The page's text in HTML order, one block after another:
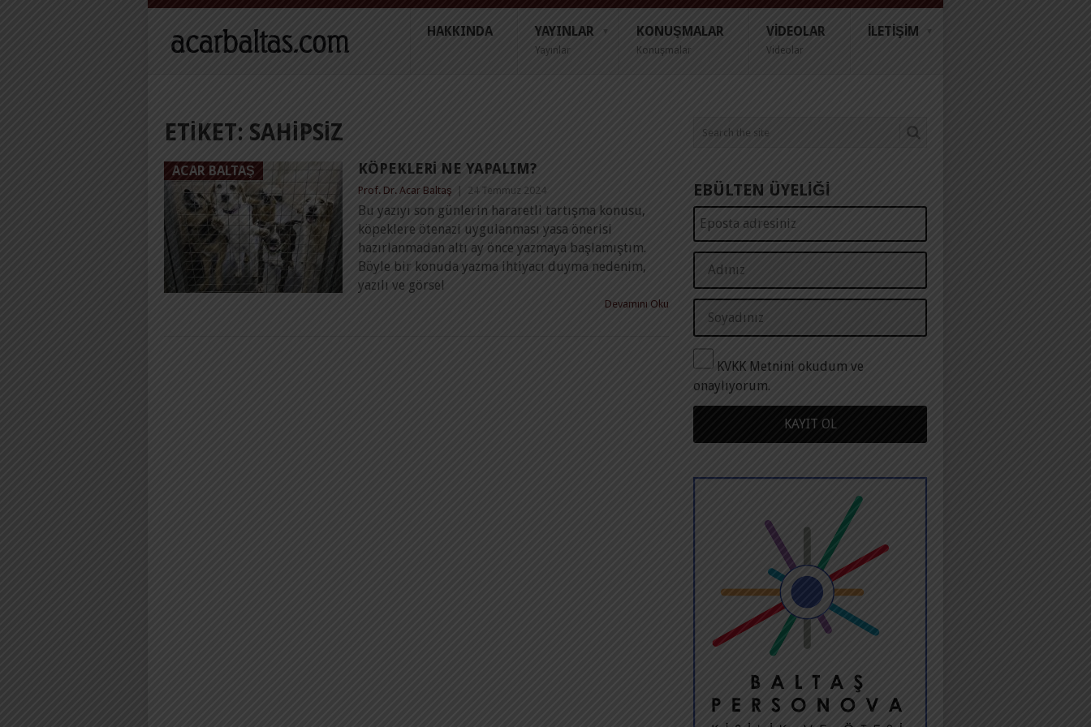
HAKKINDA YAYINLAR
Yayınlar
KONUŞMALAR
Konuşmalar
VIDEOLAR
Videolar
İLETIŞIM
ETIKET: SAHIPSIZ
ACAR BALTAŞ KÖPEKLERI NE YAPALIM?
Prof. Dr. Acar Baltaş 24 Temmuz 2024
Bu yazıyı son günlerin hararetli tartışma konusu,
köpeklere ötenazi uygulanması yasa önerisi
hazırlanmadan altı ay önce yazmaya başlamıştım.
Böyle bir konuda yazma ihtiyacı duyma nedenim,
yazılı ve görsel
Devamını Oku
EBÜLTEN ÜYELİĞİ
KVKK Metnini okudum ve
onaylıyorum.